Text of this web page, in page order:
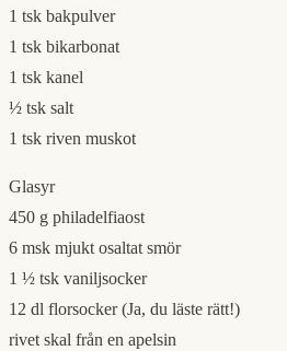
1 tsk bakpulver
1 tsk bikarbonat
1 tsk kanel
½ tsk salt
1 tsk riven muskot
Glasyr
450 g philadelfiaost
6 msk mjukt osaltat smör
1 ½ tsk vaniljsocker
12 dl florsocker (Ja, du läste rätt!)
rivet skal från en apelsin